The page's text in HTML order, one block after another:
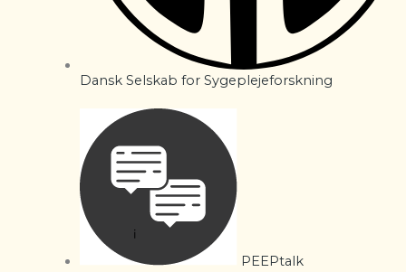
Dansk Selskab for Sygeplejeforskning
PEEPtalk